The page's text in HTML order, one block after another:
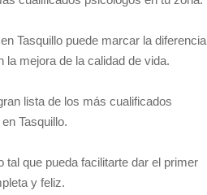
Tasquillo puede marcar la diferencia
la mejora de la calidad de vida.
lista de los más cualificados
Tasquillo.
tal que pueda facilitarte dar el primer
y feliz.